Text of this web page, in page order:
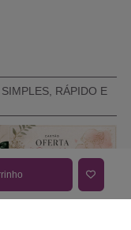
RÁPIDO E